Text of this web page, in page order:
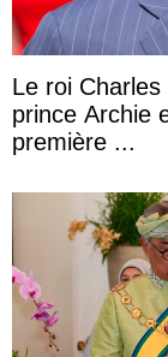
Le roi
prince Archie
première ...